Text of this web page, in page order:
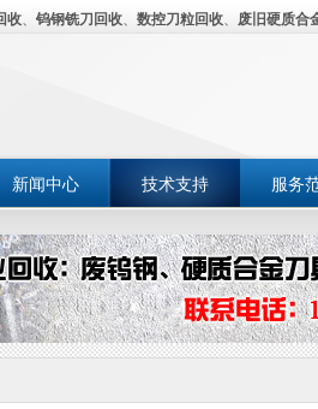
收、 钨钢铣刀回收、 数控刀粒回收、 废旧硬质合
新闻中心 技术支持 服务